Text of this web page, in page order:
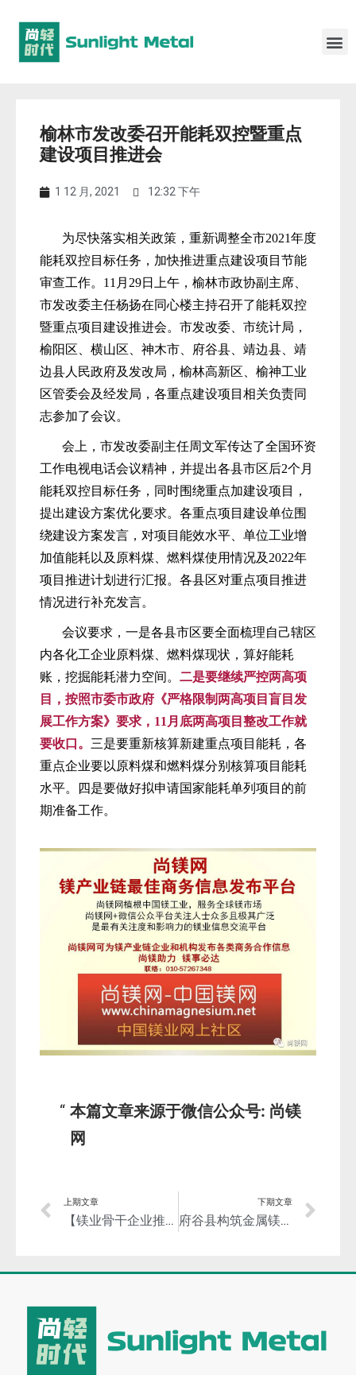
榆林市发改委召开能耗双控暨重点
建设项目推进会
1 12 月, 2021 12:32 下午
为尽快落实相关政策，重新调整全市2021年度
能耗双控目标任务，加快推进重点建设项目节能
审查工作。11月29日上午，榆林市政协副主席、
市发改委主任杨扬在同心楼主持召开了能耗双控
暨重点项目建设推进会。市发改委、市统计局，
榆阳区、横山区、神木市、府谷县、靖边县、靖
边县人民政府及发改局，榆林高新区、榆神工业
区管委会及经发局，各重点建设项目相关负责同
志参加了会议。
会上，市发改委副主任周文军传达了全国环资
工作电视电话会议精神，并提出各县市区后2个月
能耗双控目标任务，同时围绕重点加建设项目，
提出建设方案优化要求。各重点项目建设单位围
绕建设方案发言，对项目能效水平、单位工业增
加值能耗以及原料煤、燃料煤使用情况及2022年
项目推进计划进行汇报。各县区对重点项目推进
情况进行补充发言。
会议要求，一是各县市区要全面梳理自己辖区
内各化工企业原料煤、燃料煤现状，算好能耗
账，挖掘能耗潜力空间。 二是要继续严控两高项
目，按照市委市政府《严格限制两高项目盲目发
展工作方案》要求，11月底两高项目整改工作就
要收口。 三是要重新核算新建重点项目能耗，各
重点企业要以原料煤和燃料煤分别核算项目能耗
水平。四是要做好拟申请国家能耗单列项目的前
期准备工作。
本篇文章来源于微信公众号: 尚镁
网
上期文章
【镁业骨干企业推介】青海盐湖特立镁有限公司
下期文章
府谷县构筑金属镁产业高质量发展新优势